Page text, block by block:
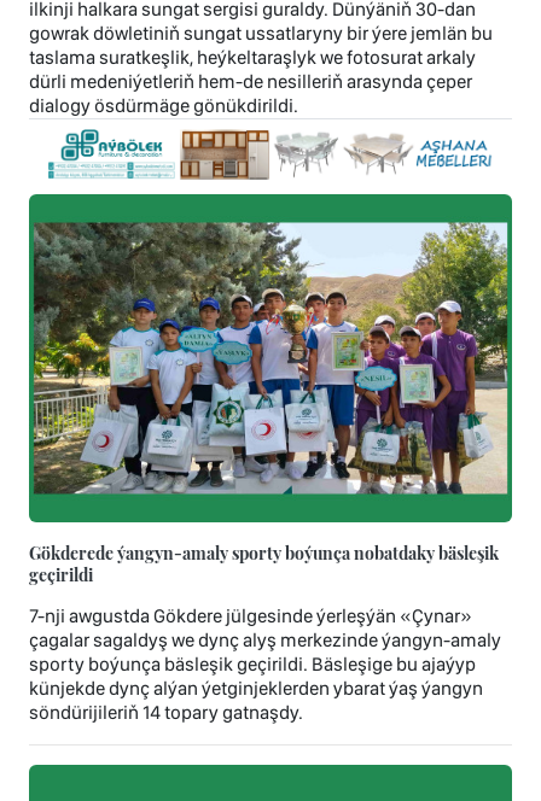
ilkinji halkara sungat sergisi guraldy. Dünýäniň 30-dan
gowrak döwletiniň sungat ussatlaryny bir ýere jemlän bu
taslama suratkeşlik, heýkeltaraşlyk we fotosurat arkaly
dürli medeniýetleriň hem-de nesilleriň arasynda çeper
dialogy ösdürmäge gönükdirildi.
Gökderede ýangyn-amaly sporty boýunça nobatdaky bäsleşik
geçirildi
7-nji awgustda Gökdere jülgesinde ýerleşýän «Çynar»
çagalar sagaldyş we dynç alyş merkezinde ýangyn-amaly
sporty boýunça bäsleşik geçirildi. Bäsleşige bu ajaýyp
künjekde dynç alýan ýetginjeklerden ybarat ýaş ýangyn
söndürijileriň 14 topary gatnaşdy.